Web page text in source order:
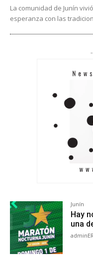
La comunidad de Junín
esperanza con las
Junín
Hay
una